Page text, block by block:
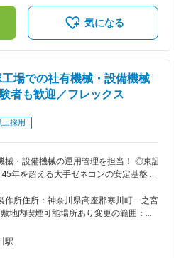
造成等、大規模な土木構造物など、様々
ございます。ゼネコンでの同様の設備
方でも入社後教育のうえ現場配属とさせ
理設備などを配備して工事を進める必要
の仮設備に関する計画・調達・設置・保
務を進めていただきます。 ＜西松
■お任せする案件・
国エリア内での大型土木工事などがご
場を支えていきたいと思える方は活躍の
同社は、社内で協力しあう温かい社風
をしていきたいと思いを持つ社員が多い
の取得可能です。 ・フレックス活用で
非常に柔軟な働き方が可能。月3回の
：1070万／42歳：1150万※地域限定職
収から85%の提示になります。賃金は
であり、選考を通じて上下する可能性が
気になる
工場での社有機械・設備機械
者も歓迎／フレックス
上採用
・設備機械の運用管理を担当！ ◎東証
年を超える大手ゼネコンの安定基盤 ◎
」で掲げる「あたりまえに安心でき、
ニティを共に描きつくる総合力企業」
営計画2025を推進しております。その
力を結集し、組織基盤を強化していく
作所住所：神奈川県高座郡寒川町一之宮
地内喫煙可能場所あり変更の範囲：会
モートワーク含む）
駅